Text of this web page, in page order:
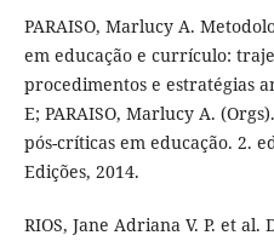
PARAISO, Marlucy A.
em educação e currículo:
procedimentos e estratégias
E; PARAISO, Marlucy A.
pós-críticas em educação. 2.
Edições, 2014.
RIOS, Jane Adriana V. P. et